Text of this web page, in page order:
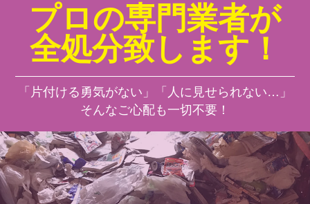
プロの専門業者が
全処分致します！
「片付ける勇気がない」「人に見せられない…」
そんなご心配も一切不要！